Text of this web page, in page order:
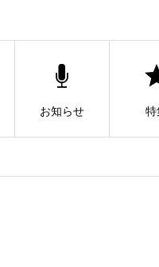
お知らせ